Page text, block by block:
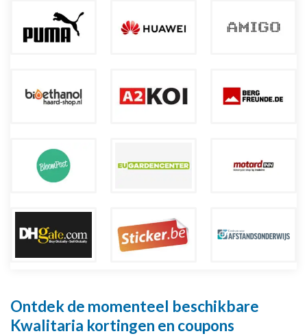
Ontdek de momenteel beschikbare
Kwalitaria kortingen en coupons